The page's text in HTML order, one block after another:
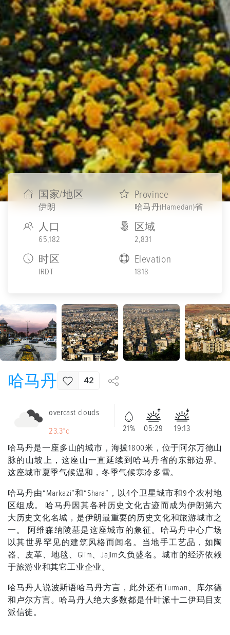
国家/地区
伊朗
Province
哈马丹(Hamedan)省
人口
65,182
区域
2,831
时区
IRDT
Elevation
1818
哈马丹 42
overcast clouds
23.3°c
21% 05:29
19:13
哈马丹是一座多山的城市，海拔1800米，位于阿尔万德山
脉的山坡上，这座山一直延续到哈马丹省的东部边界。
这座城市夏季气候温和，冬季气候寒冷多雪。
哈马丹由“Markazi”和“Shara”，以4个卫星城市和9个农村地
区组成。 哈马丹因其各种历史文化古迹而成为伊朗第六
大历史文化名城，是伊朗最重要的历史文化和旅游城市之
一。 阿维森纳陵墓是这座城市的象征。哈马丹中心广场
以其世界罕见的建筑风格而闻名。当地手工艺品，如陶
器、皮革、地毯、Glim、Jajim久负盛名。城市的经济依赖
于旅游业和其它工业企业。
哈马丹人说波斯语哈马丹方言，此外还有Turman、库尔德
和卢尔方言。哈马丹人绝大多数都是什叶派十二伊玛目支
派信徒。